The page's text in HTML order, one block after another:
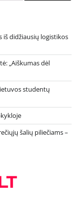
iš didžiausių logistikos
„Aiškumas dėl
studentų
šalių piliečiams –